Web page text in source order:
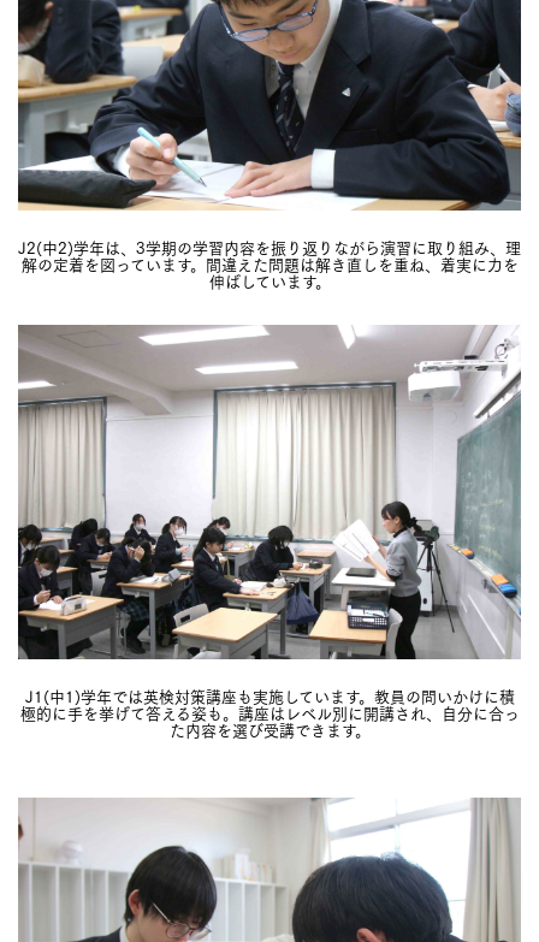
J2(中2)学年は、3学期の学習内容を振り返りながら演習に取り組み、理
解の定着を図っています。間違えた問題は解き直しを重ね、着実に力を
伸ばしています。
J1(中1)学年では英検対策講座も実施しています。教員の問いかけに積
極的に手を挙げて答える姿も。講座はレベル別に開講され、自分に合っ
た内容を選び受講できます。